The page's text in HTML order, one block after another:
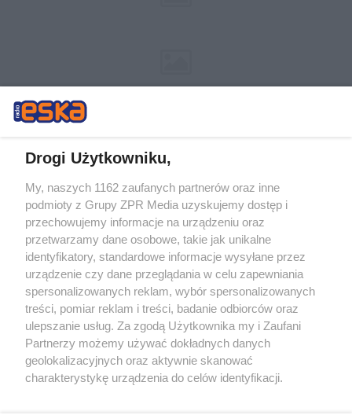
Żaden utwór zamieszczony w serwisie nie może być powielany i
rozpowszechniany lub dalej rozpowszechniany w jakikolwiek sposób (w
tym także elektroniczny lub mechaniczny) na jakimkolwiek polu
eksploatacji w jakiejkolwiek formie, włącznie z umieszczaniem w
Internecie bez pisemnej zgody właściciela praw. Jakiekolwiek użycie lub
wykorzystanie utworów w całości lub w części z naruszeniem prawa,
tzn. bez właściwej zgody, jest zabronione pod groźbą kary i może być
ścigane prawnie.
Drogi Użytkowniku,
My, naszych 1162 zaufanych partnerów oraz inne
podmioty z Grupy ZPR Media uzyskujemy dostęp i
przechowujemy informacje na urządzeniu oraz
przetwarzamy dane osobowe, takie jak unikalne
identyfikatory, standardowe informacje wysyłane przez
urządzenie czy dane przeglądania w celu zapewniania
spersonalizowanych reklam, wybór spersonalizowanych
treści, pomiar reklam i treści, badanie odbiorców oraz
ulepszanie usług. Za zgodą Użytkownika my i Zaufani
Partnerzy możemy używać dokładnych danych
geolokalizacyjnych oraz aktywnie skanować
charakterystykę urządzenia do celów identyfikacji.